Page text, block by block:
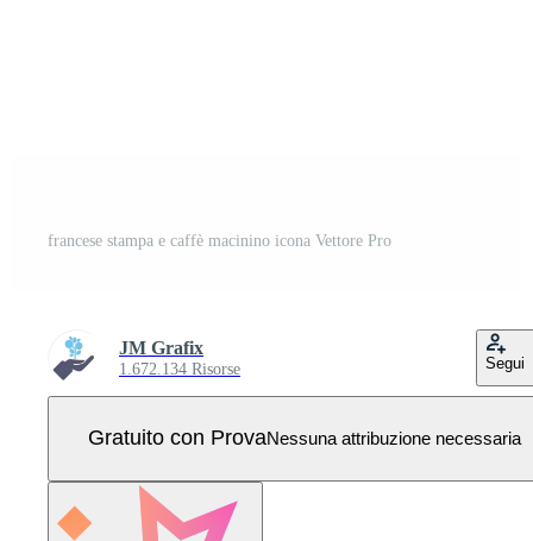
francese stampa e caffè macinino icona Vettore Pro
JM Grafix
1.672.134 Risorse Segui
Gratuito con ProvaNessuna attribuzione necessaria